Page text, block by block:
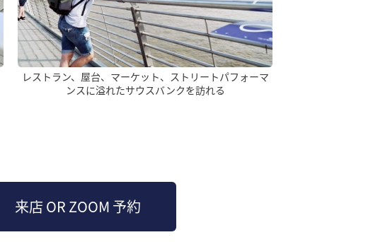
国際的なトピックを扱った講義を聴きに行き、世界情勢
を学ぶ
来店 OR ZOOM 予約